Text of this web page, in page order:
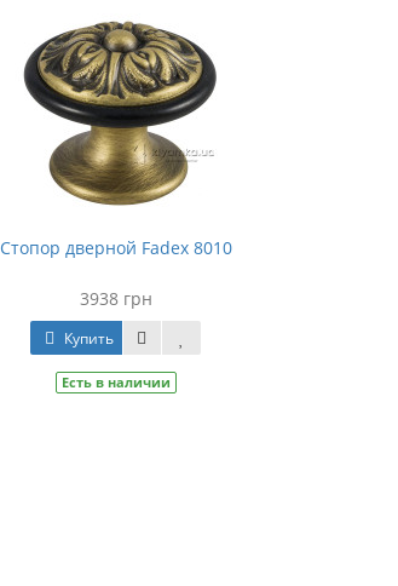
Стопор дверной Fadex 8010
3938 грн
Купить
Есть в наличии